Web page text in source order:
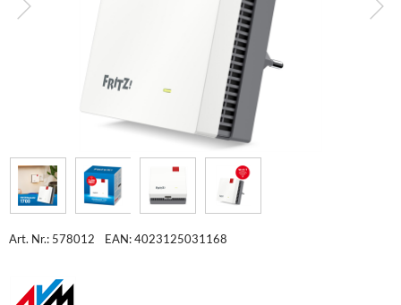
Art. Nr.: 578012 EAN: 4023125031168